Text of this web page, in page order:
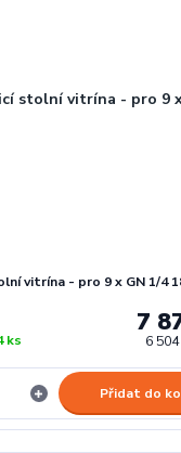
vitrína - pro 9 x GN 1/4
7
6
ks
Přidat do